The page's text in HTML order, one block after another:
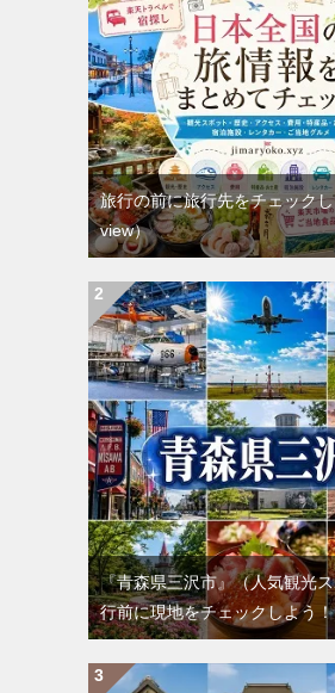
旅行の前に旅行先をチェック
view）
『青森県三沢市』（人気観光
行前に現地をチェックしよう！